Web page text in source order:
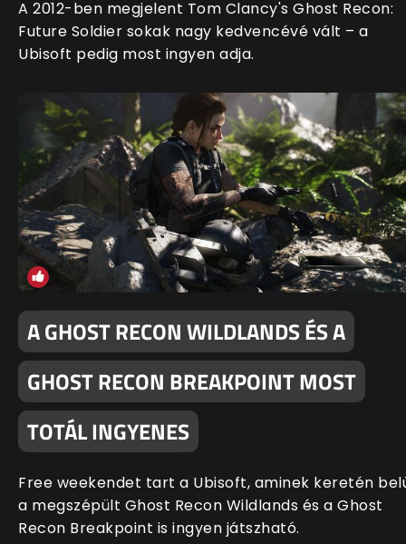
A 2012-ben megjelent Tom Clancy's Ghost Recon:
Future Soldier sokak nagy kedvencévé vált – a
Ubisoft pedig most ingyen adja.
A GHOST RECON WILDLANDS ÉS A
GHOST RECON BREAKPOINT MOST
TOTÁL INGYENES
Free weekendet tart a Ubisoft, aminek keretén
a megszépült Ghost Recon Wildlands és a Ghost
Recon Breakpoint is ingyen játszható.